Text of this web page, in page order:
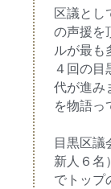
区議とし
の声援を
ルが最も
４回の目
代が進み
を物語っ
目黒区議
新人６名
でトップ